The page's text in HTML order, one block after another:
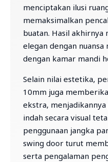
menciptakan ilusi
memaksimalkan
buatan. Hasil
elegan dengan
dengan kamar mandi
Selain nilai estetika,
10mm juga
ekstra,
indah secara visual
penggunaan jangka
swing door turut
serta pengalaman